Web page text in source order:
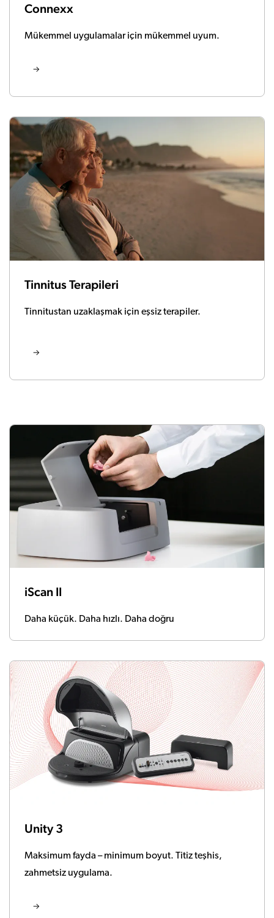
Connexx
Mükemmel uygulamalar için mükemmel uyum.
Tinnitus Terapileri
Tinnitustan uzaklaşmak için eşsiz terapiler.
iScan II
Daha küçük. Daha hızlı. Daha doğru
Unity 3
Maksimum fayda – minimum boyut. Titiz teşhis,
zahmetsiz uygulama.